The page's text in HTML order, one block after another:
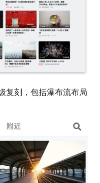
复刻，包括瀑布流布局